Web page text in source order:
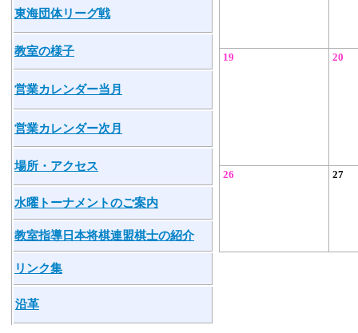
東海団体リーグ戦
教室の様子
営業カレンダー当月
営業カレンダー次月
場所・アクセス
水曜トーナメントのご案内
教室指導日本将棋連盟棋士の紹介
リンク集
沿革
19 20
26 27